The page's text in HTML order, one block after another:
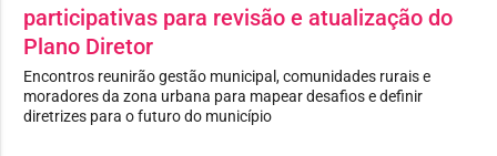
participativas para revisão e atualização do
Plano Diretor
Encontros reunirão gestão municipal, comunidades rurais e
moradores da zona urbana para mapear desafios e definir
diretrizes para o futuro do município